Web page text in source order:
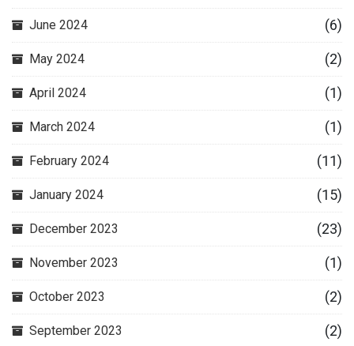
June 2024 (6)
May 2024 (2)
April 2024 (1)
March 2024 (1)
February 2024 (11)
January 2024 (15)
December 2023 (23)
November 2023 (1)
October 2023 (2)
September 2023 (2)